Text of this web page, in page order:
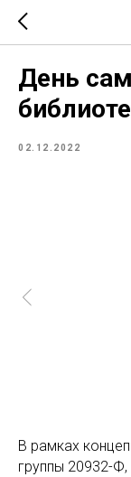
День
02.12.2022
В рамках
группы 20932-Ф,